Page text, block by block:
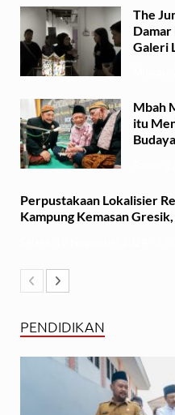
The
Damar
Galeri
Mbah
itu
Perpustakaan Lokalisier
Kampung Kemasan
PENDIDIKAN